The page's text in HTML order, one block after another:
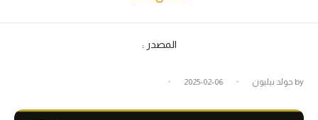
المصدر :
by جولد بيليون 2025-02-06